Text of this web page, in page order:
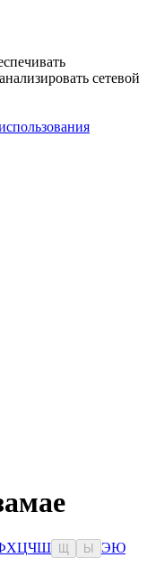
сетевой
ХЦЧШ Ы ЭЮ